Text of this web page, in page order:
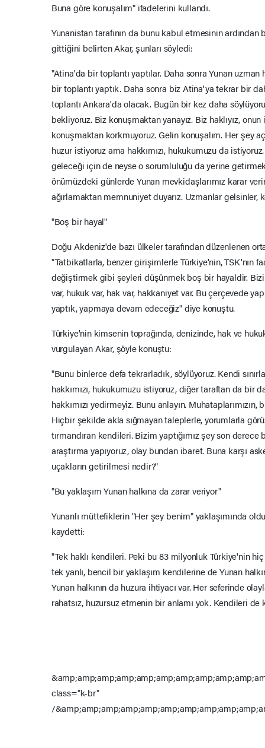
Buna göre konuşalım" ifadelerini kullandı.
Yunanistan tarafının da bunu kabul etmesinin
gittiğini belirten Akar, şunları söyledi:
"Atina'da bir toplantı yaptılar. Daha sonra Yunan
bir toplantı yaptık. Daha sonra biz Atina'ya tekrar bir
toplantı Ankara'da olacak. Bugün bir kez daha
bekliyoruz. Biz konuşmaktan yanayız. Biz haklıyız,
konuşmaktan korkmuyoruz. Gelin konuşalım. Her şey
huzur istiyoruz ama hakkımızı, hukukumuzu da istiyoruz.
geleceği için de neyse o sorumluluğu da yerine
önümüzdeki günlerde Yunan mevkidaşlarımız karar
ağırlamaktan memnuniyet duyarız. Uzmanlar gelsinler,
"Boş bir hayal"
Doğu Akdeniz'de bazı ülkeler tarafından düzenlenen
"Tatbikatlarla, benzer girişimlerle Türkiye'nin, TSK'nın
değiştirmek gibi şeyleri düşünmek boş bir hayaldir.
var, hukuk var, hak var, hakkaniyet var. Bu çerçevede
yaptık, yapmaya devam edeceğiz" diye konuştu.
Türkiye'nin kimsenin toprağında, denizinde, hak ve
vurgulayan Akar, şöyle konuştu:
"Bunu binlerce defa tekrarladık, söylüyoruz. Kendi
hakkımızı, hukukumuzu istiyoruz, diğer taraftan da bir
hakkımızı yedirmeyiz. Bunu anlayın. Muhataplarımızın,
Hiçbir şekilde akla sığmayan taleplerle, yorumlarla
tırmandıran kendileri. Bizim yaptığımız şey son
araştırma yapıyoruz, olay bundan ibaret. Buna karşı
uçakların getirilmesi nedir?"
"Bu yaklaşım Yunan halkına da zarar veriyor"
Yunanlı müttefiklerin "Her şey benim" yaklaşımında
kaydetti:
"Tek haklı kendileri. Peki bu 83 milyonluk Türkiye'nin
tek yanlı, bencil bir yaklaşım kendilerine de Yunan
Yunan halkının da huzura ihtiyacı var. Her seferinde
rahatsız, huzursuz etmenin bir anlamı yok. Kendileri de
class="k-br"
/